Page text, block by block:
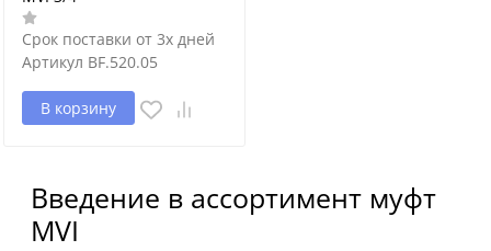
Срок поставки от 3х дней
Артикул BF.520.05
В корзину
Введение в ассортимент муфт
MVI